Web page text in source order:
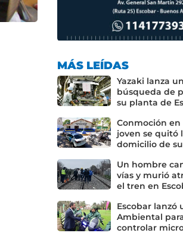
MÁS LEÍDAS
Yazaki lanza
búsqueda de
su planta de
Conmoción en
joven se quitó
domicilio de
Un hombre
vías y murió
el tren en
Escobar lanzó
Ambiental
controlar